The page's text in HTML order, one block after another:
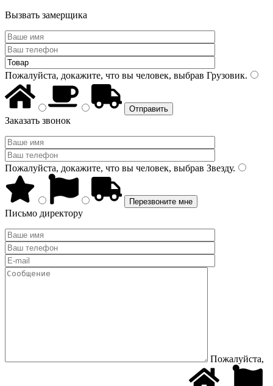
Вызвать замерщика
Пожалуйста, докажите, что вы человек, выбрав Грузовик.
Заказать звонок
Пожалуйста, докажите, что вы человек, выбрав Звезду.
Письмо директору
Пожалуйста,